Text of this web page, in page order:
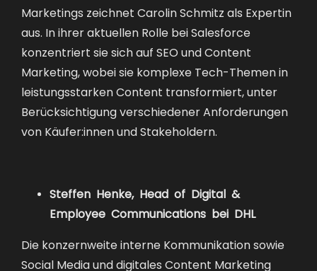
Marketings zeichnet Carolin Schmitz als Expertin
aus. In ihrer aktuellen Rolle bei Salesforce
konzentriert sie sich auf SEO und Content
Marketing, wobei sie komplexe Tech-Themen in
leistungsstarken Content transformiert, unter
Berücksichtigung verschiedener Anforderungen
von Käufer:innen und Stakeholdern.
Steffen Henke, Head of Digital &
Employee Communications bei DHL
Die konzernweite interne Kommunikation sowie
Social Media und digitales Content Marketing